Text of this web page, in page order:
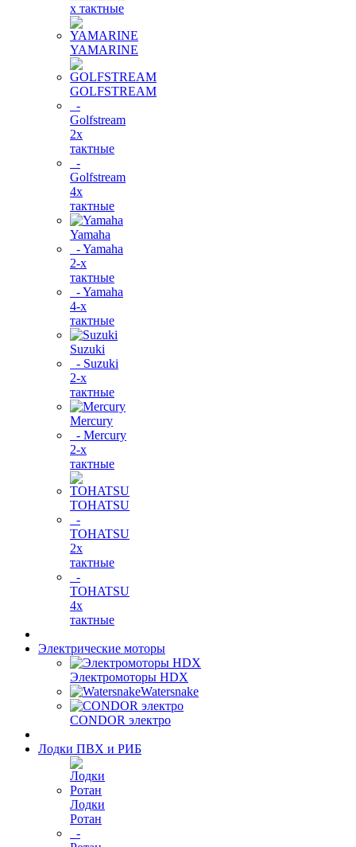
х тактные
YAMARINE
GOLFSTREAM
-
Golfstream
2х
тактные
-
Golfstream
4х
тактные
Yamaha
- Yamaha
2-х
тактные
- Yamaha
4-х
тактные
Suzuki
- Suzuki
2-х
тактные
Mercury
- Mercury
2-х
тактные
TOHATSU
-
TOHATSU
2х
тактные
-
TOHATSU
4х
тактные
Электрические моторы
Электромоторы HDX
Watersnake
CONDOR электро
Лодки ПВХ и РИБ
Лодки
Ротан
-